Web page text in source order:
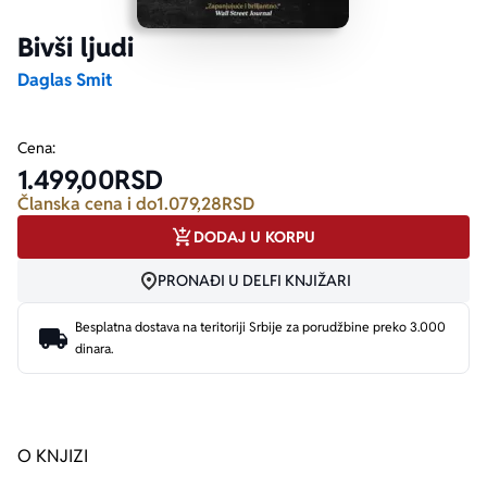
Bivši ljudi
Daglas Smit
O KNJIZI
Cena:
1.499,00RSD
Članska cena i do1.079,28RSD
DODAJ U KORPU
PRONAĐI U DELFI KNJIŽARI
Besplatna dostava na teritoriji Srbije za porudžbine preko 3.000
dinara.
Ekranizovane knjige
E-knjige
Poezija
Biografija
Bojan Ljubenović
Milica Jakovljević Mir-Jam
Peter Handke
Elif Šafak